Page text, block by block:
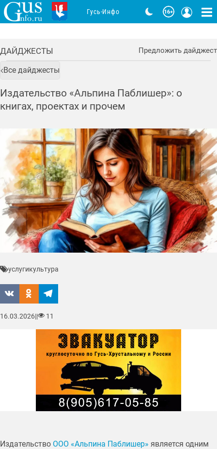
ДАЙДЖЕСТЫ Предложить дайджест
Все дайджесты
Издательство «Альпина Паблишер»: о
книгах, проектах и прочем
Издательство ООО «Альпина Паблишер» является одним
услугикультура
16.03.2026|| 11
Гусь-Инфо